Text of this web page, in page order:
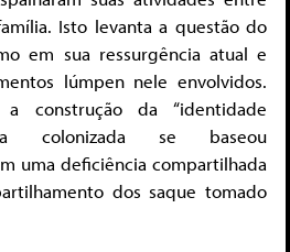
Isto levanta a questão do
em sua ressurgência atual e
lúmpen nele envolvidos.
a construção da “identidade
colonizada se baseou
uma deficiência compartilhada
dos saque tomado